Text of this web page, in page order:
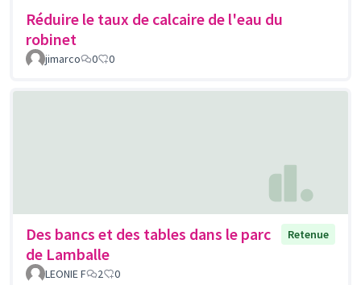
Réduire le taux de calcaire de l'eau du
robinet
jimarco 0 0
Des bancs et des tables dans le parc
de Lamballe
Retenue
LEONIE F 2 0